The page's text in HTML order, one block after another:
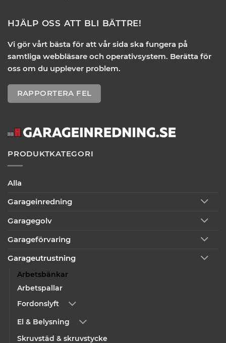
HJÄLP OSS ATT BLI BÄTTRE!
Vi gör vårt bästa för att vår sida ska fungera på
samtliga webbläsare och operativsystem. Berätta för
oss om du upplever problem.
RAPPORTERA FEL
PRODUKTKATEGORI
Alla
Garageinredning
Garagegolv
Garageförvaring
Garageutrustning
Arbetsbänkar
Arbetspallar
Fordonslyft
El & Belysning
Skruvstäd & skruvstycke